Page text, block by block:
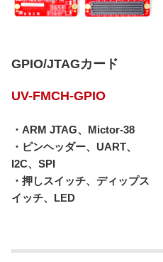
GPIO/JTAGカード
UV-FMCH-GPIO
・ARM JTAG、Mictor-38
・ピンヘッダー、UART、
I2C、SPI
・押しスイッチ、ディップス
イッチ、LED